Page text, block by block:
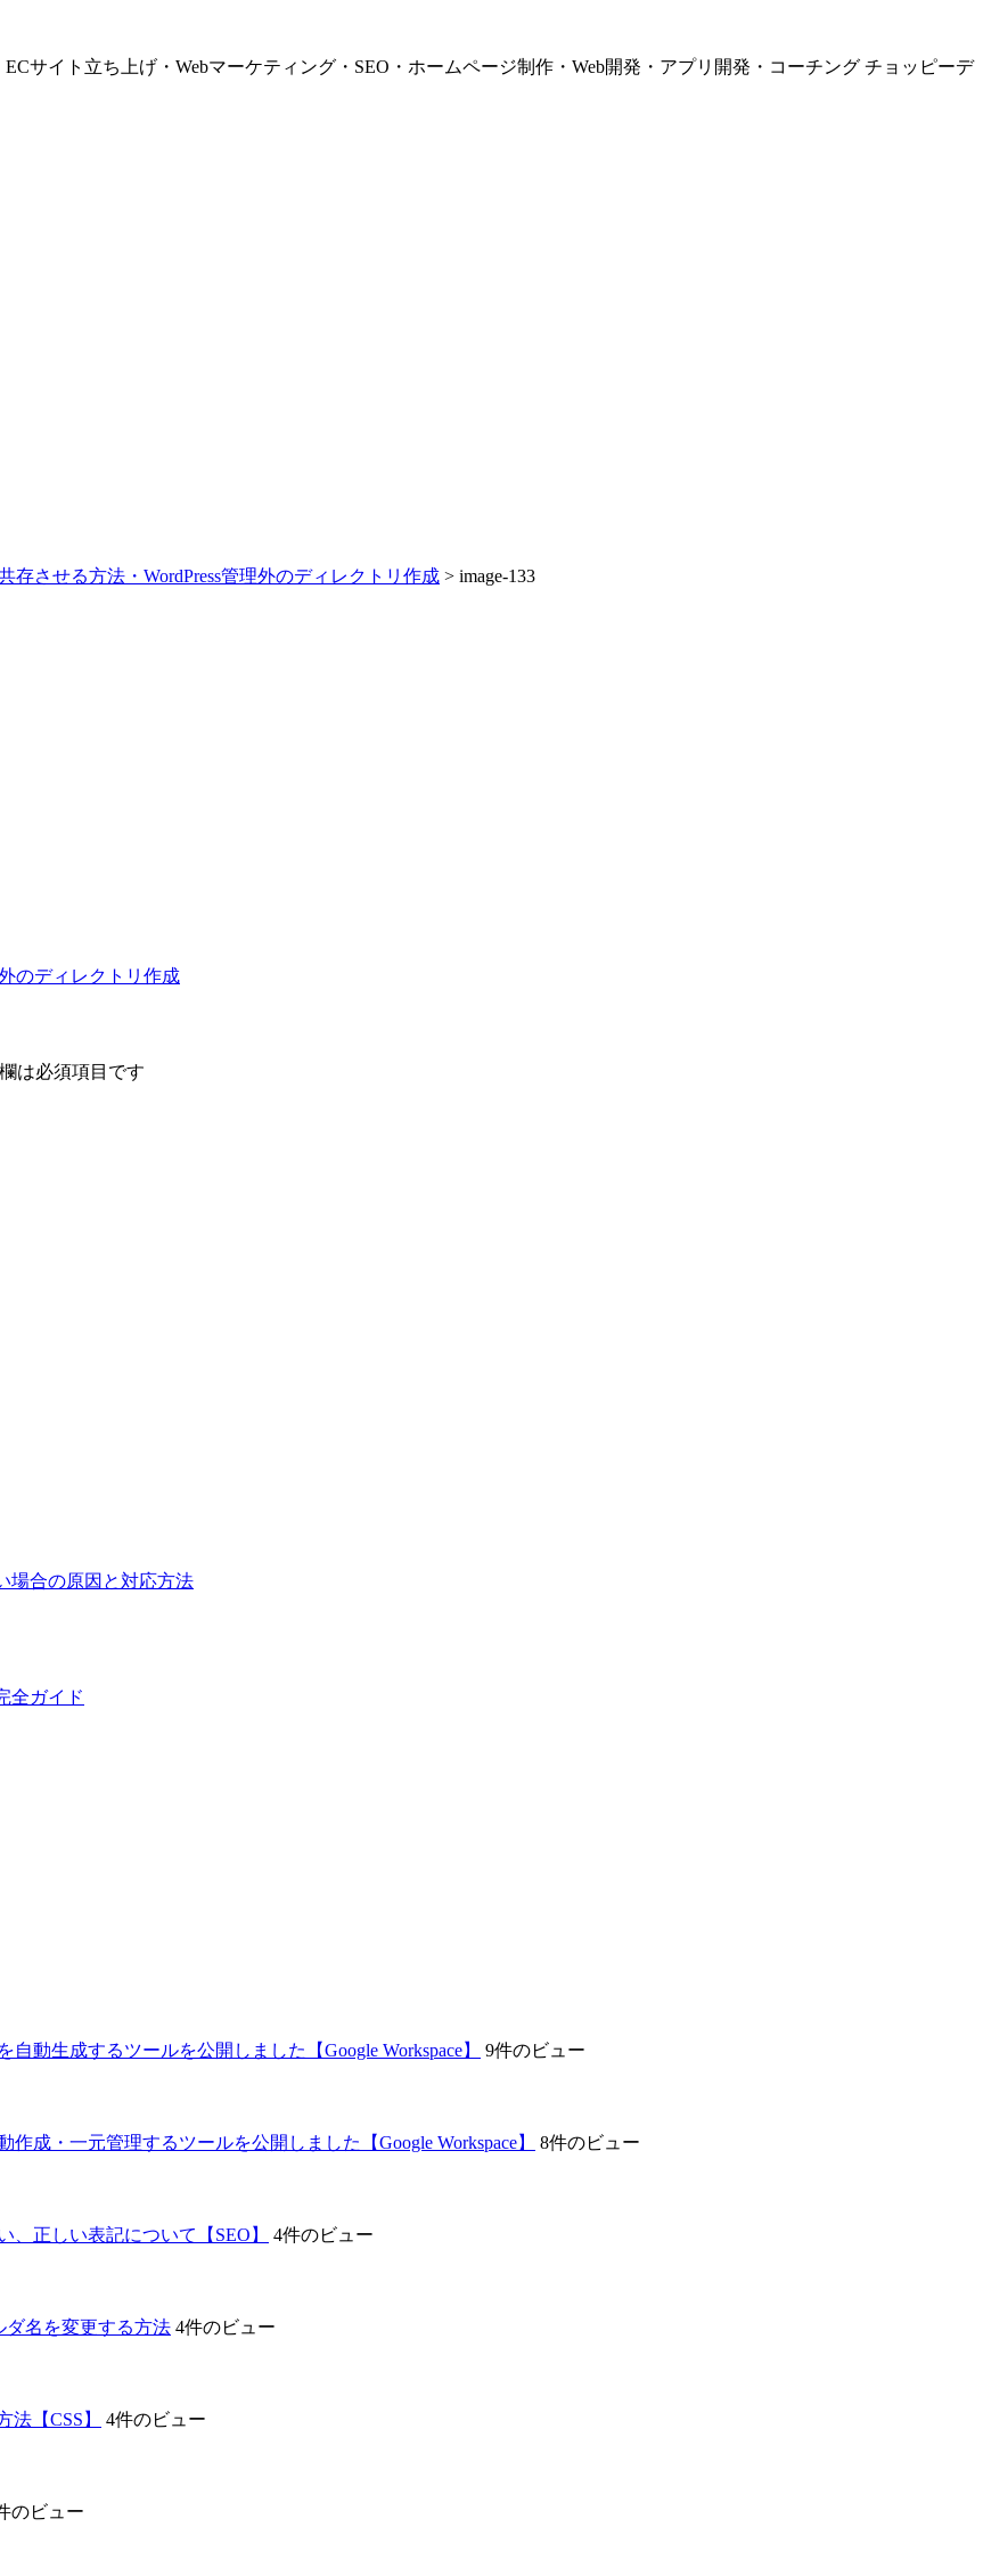
サイト立ち上げ・Webマーケティング・SEO・ホームページ制作・Web開発・アプリ開発・コーチング チョッピーデ
存させる方法・WordPress管理外のディレクトリ作成 > image-133
のディレクトリ作成
は必須項目です
場合の原因と対応方法
全ガイド
動生成するツールを公開しました【Google Workspace】 9件のビュー
成・一元管理するツールを公開しました【Google Workspace】 8件のビュー
、正しい表記について【SEO】 4件のビュー
ダ名を変更する方法 4件のビュー
【CSS】 4件のビュー
のビュー